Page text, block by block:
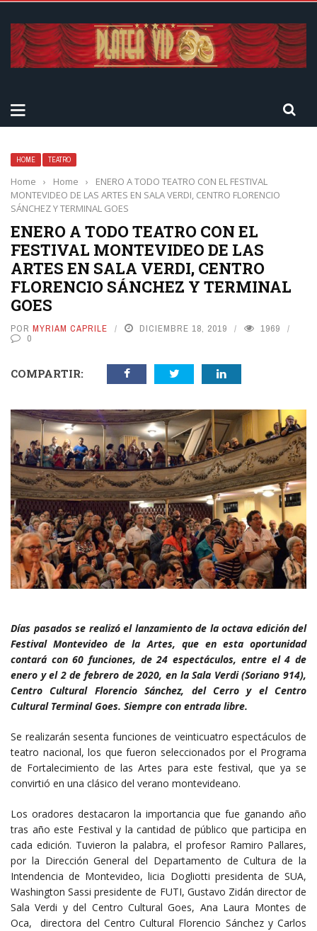
HOME TEATRO
Home › Home ›
ENERO A TODO TEATRO CON EL FESTIVAL
MONTEVIDEO DE LAS ARTES EN SALA VERDI, CENTRO FLORENCIO
SÁNCHEZ Y TERMINAL GOES
ENERO A TODO TEATRO CON EL
FESTIVAL MONTEVIDEO DE LAS
ARTES EN SALA VERDI, CENTRO
FLORENCIO SÁNCHEZ Y TERMINAL
GOES
POR MYRIAM CAPRILE DICIEMBRE 18, 2019
1969
0
COMPARTIR:
Días pasados se realizó el lanzamiento de la octava edición del
Festival Montevideo de la Artes, que en esta oportunidad
contará con 60 funciones, de 24 espectáculos, entre el 4 de
enero y el 2 de febrero de 2020, en la Sala Verdi (Soriano 914),
Centro Cultural Florencio Sánchez, del Cerro y el Centro
Cultural Terminal Goes. Siempre con entrada libre.
Se realizarán sesenta funciones de veinticuatro espectáculos de
teatro nacional, los que fueron seleccionados por el Programa
de Fortalecimiento de las Artes para este festival, que ya se
convirtió en una clásico del verano montevideano.
Los oradores destacaron la importancia que fue ganando año
tras año este Festival y la cantidad de público que participa en
cada edición. Tuvieron la palabra, el profesor Ramiro Pallares,
por la Dirección General del Departamento de Cultura de la
Intendencia de Montevideo, licia Dogliotti presidenta de SUA,
Washington Sassi presidente de FUTI, Gustavo Zidán director de
Sala Verdi y del Centro Cultural Goes, Ana Laura Montes de
Oca, directora del Centro Cultural Florencio Sánchez y Carlos